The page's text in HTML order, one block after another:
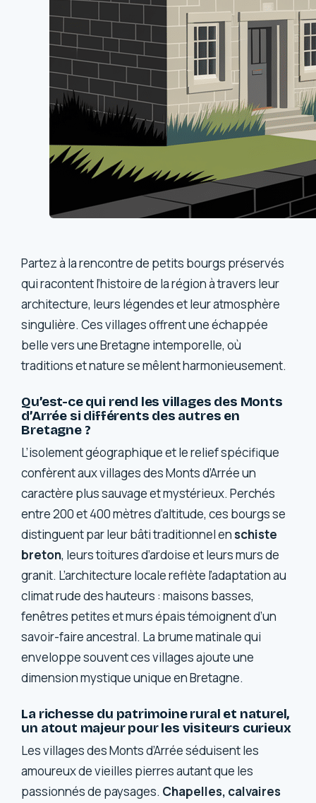
Partez à la rencontre de petits bourgs préservés
qui racontent l’histoire de la région à travers leur
architecture, leurs légendes et leur atmosphère
singulière. Ces villages offrent une échappée
belle vers une Bretagne intemporelle, où
traditions et nature se mêlent harmonieusement.
Qu’est-ce qui rend les villages des Monts
d’Arrée si différents des autres en
Bretagne ?
L’isolement géographique et le relief spécifique
confèrent aux villages des Monts d’Arrée un
caractère plus sauvage et mystérieux. Perchés
entre 200 et 400 mètres d’altitude, ces bourgs se
distinguent par leur bâti traditionnel en schiste
breton, leurs toitures d’ardoise et leurs murs de
granit. L’architecture locale reflète l’adaptation au
climat rude des hauteurs : maisons basses,
fenêtres petites et murs épais témoignent d’un
savoir-faire ancestral. La brume matinale qui
enveloppe souvent ces villages ajoute une
dimension mystique unique en Bretagne.
La richesse du patrimoine rural et naturel,
un atout majeur pour les visiteurs curieux
Les villages des Monts d’Arrée séduisent les
amoureux de vieilles pierres autant que les
passionnés de paysages. Chapelles, calvaires